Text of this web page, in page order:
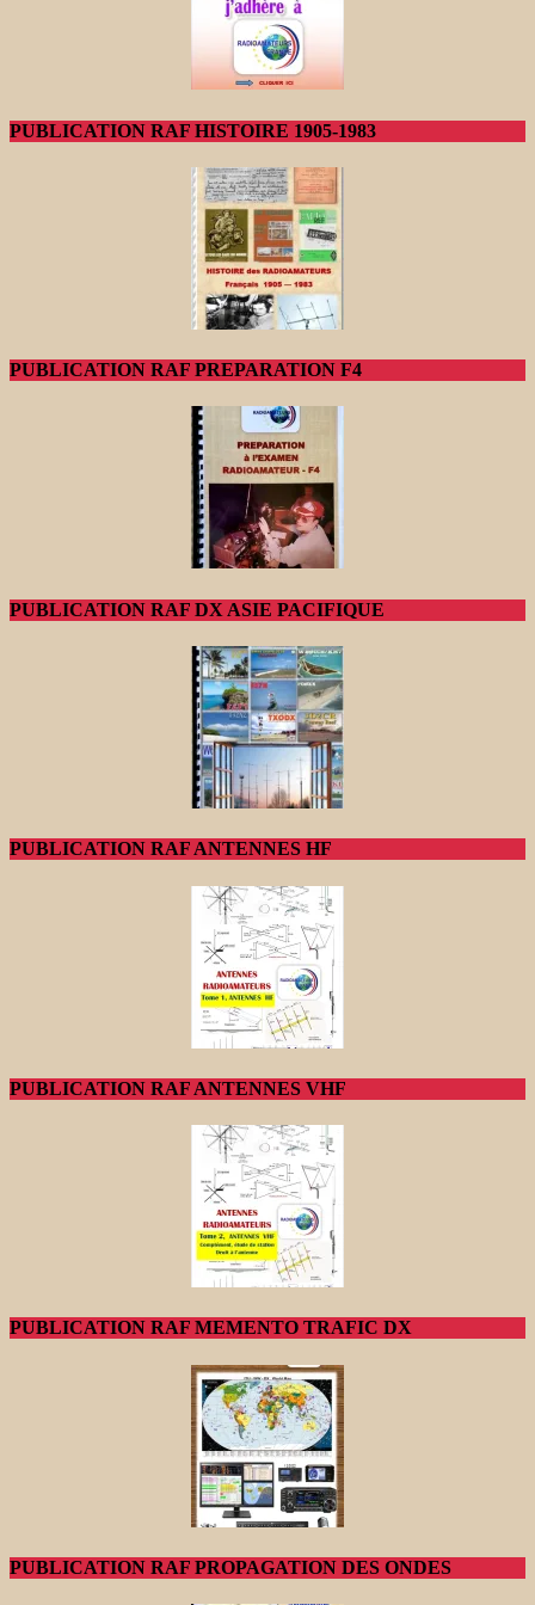
PUBLICATION RAF HISTOIRE 1905-1983
PUBLICATION RAF PREPARATION F4
PUBLICATION RAF DX ASIE PACIFIQUE
PUBLICATION RAF ANTENNES HF
PUBLICATION RAF ANTENNES VHF
PUBLICATION RAF MEMENTO TRAFIC DX
PUBLICATION RAF PROPAGATION DES ONDES